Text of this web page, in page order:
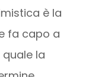
è la
fa capo a
la